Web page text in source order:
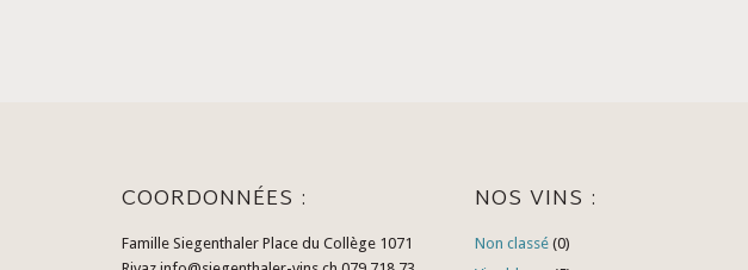
COORDONNÉES :
Famille Siegenthaler Place du Collège 1071
NOS VINS :
Non classé (0)